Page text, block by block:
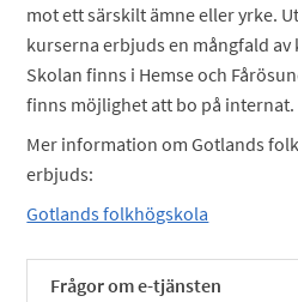
mot ett särskilt ämne eller yrke.
kurserna erbjuds en mångfald
Skolan finns i Hemse och
finns möjlighet att bo på internat.
Mer information om Gotlands
erbjuds:
Gotlands folkhögskola
Frågor om e-tjänsten